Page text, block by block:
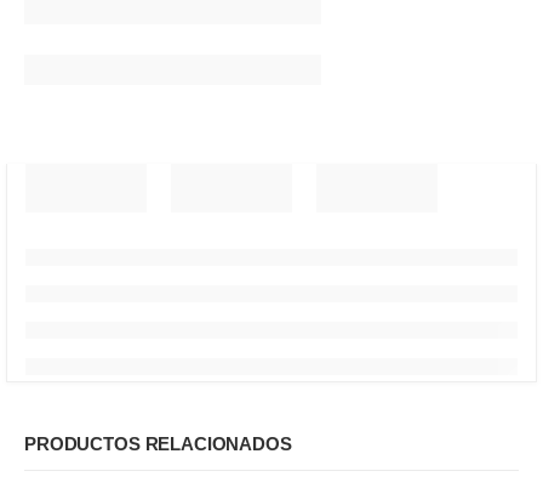
PRODUCTOS RELACIONADOS